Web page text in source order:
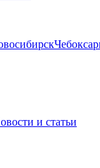
и статьи